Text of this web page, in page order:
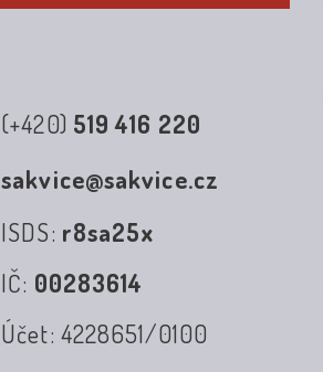
(+420) 519 416 220
sakvice@sakvice.cz
ISDS: r8sa25x
IČ: 00283614
Účet: 4228651/0100